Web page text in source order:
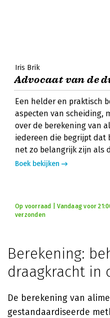
Iris Brik
Advocaat van de
Een helder en praktisch
aspecten van scheiding,
over de berekening van
iedereen die begrijpt dat
net zo belangrijk zijn als
Boek bekijken
Op voorraad | Vandaag voor
verzonden
Berekening:
draagkracht in
De berekening van
gestandaardiseerde